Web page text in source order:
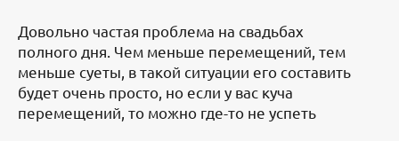
Довольно частая проблема на свадьбах
полного дня. Чем меньше перемещений, тем
меньше суеты, в такой ситуации его составить
будет очень просто, но если у вас куча
перемещений, то можно где-то не успеть